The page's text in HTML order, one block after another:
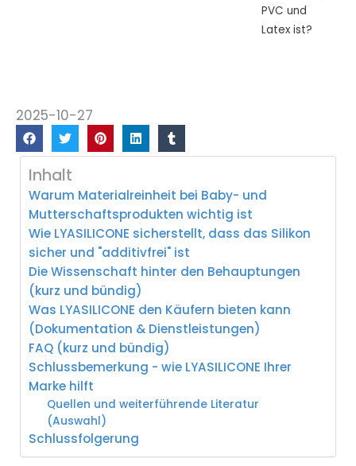
PVC und
Latex ist?
2025-10-27
Inhalt
Warum Materialreinheit bei Baby- und
Mutterschaftsprodukten wichtig ist
Wie LYASILICONE sicherstellt, dass das Silikon
sicher und "additivfrei" ist
Die Wissenschaft hinter den Behauptungen
(kurz und bündig)
Was LYASILICONE den Käufern bieten kann
(Dokumentation & Dienstleistungen)
FAQ (kurz und bündig)
Schlussbemerkung - wie LYASILICONE Ihrer
Marke hilft
Quellen und weiterführende Literatur
(Auswahl)
Schlussfolgerung